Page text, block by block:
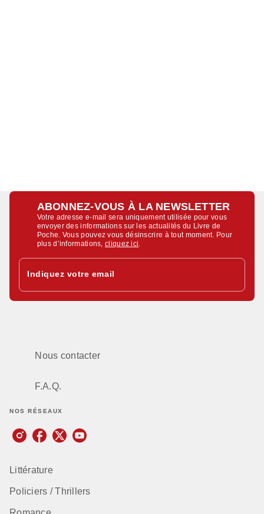
ABONNEZ-VOUS À LA NEWSLETTER
Votre adresse e-mail sera uniquement utilisée pour vous
envoyer des informations sur les actualités du Livre de
Poche. Vous pouvez vous désinscrire à tout moment. Pour
plus d’informations,cliquez ici
Indiquez votre email
Nous contacter
F.A.Q.
NOS RÉSEAUX
Littérature
Policiers / Thrillers